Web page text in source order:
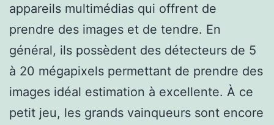
appareils multimédias qui offrent de
prendre des images et de tendre. En
général, ils possèdent des détecteurs de 5
à 20 mégapixels permettant de prendre des
images idéal estimation à excellente. À ce
petit jeu, les grands vainqueurs sont encore